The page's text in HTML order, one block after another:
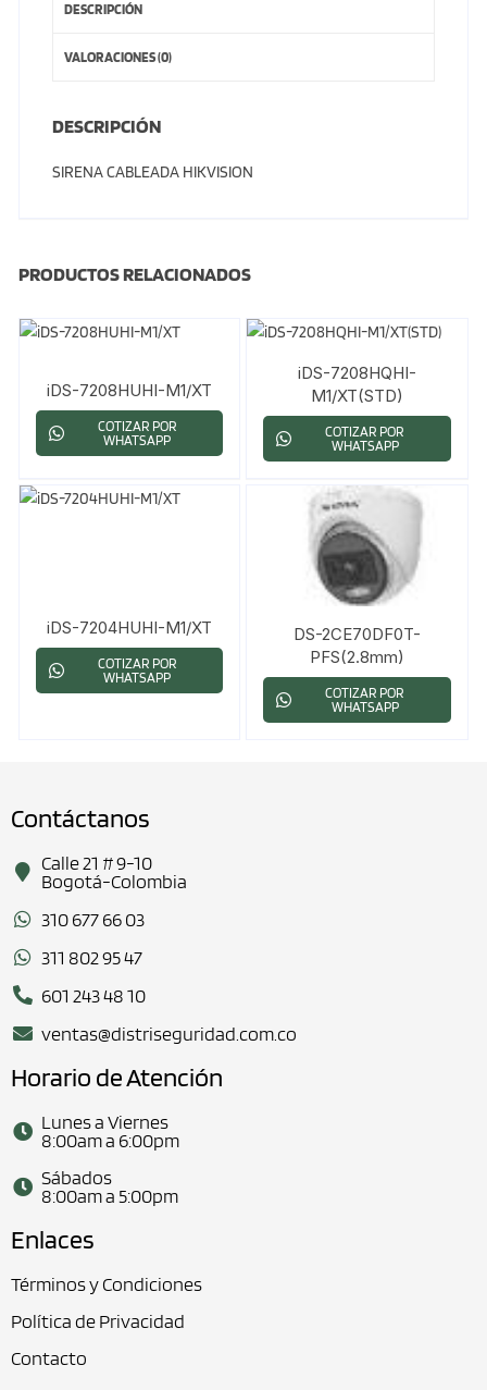
DESCRIPCIÓN
VALORACIONES (0)
DESCRIPCIÓN
SIRENA CABLEADA HIKVISION
PRODUCTOS RELACIONADOS
iDS-7208HUHI-M1/XT
COTIZAR POR
WHATSAPP
iDS-7208HQHI-
M1/XT(STD)
COTIZAR POR
WHATSAPP
iDS-7204HUHI-M1/XT
COTIZAR POR
WHATSAPP
DS-2CE70DF0T-
PFS(2.8mm)
COTIZAR POR
WHATSAPP
Contáctanos
Calle 21 # 9-10
Bogotá-Colombia
310 677 66 03
311 802 95 47
601 243 48 10
ventas@distriseguridad.com.co
Horario de Atención
Lunes a Viernes
8:00am a 6:00pm
Sábados
8:00am a 5:00pm
Enlaces
Términos y Condiciones
Política de Privacidad
Contacto